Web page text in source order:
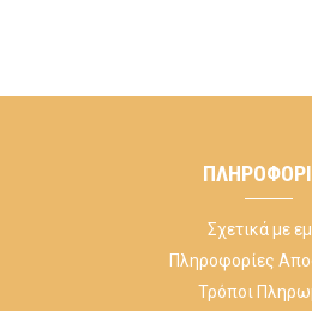
Σχετικά με
Πληροφορίες
Τρόποι